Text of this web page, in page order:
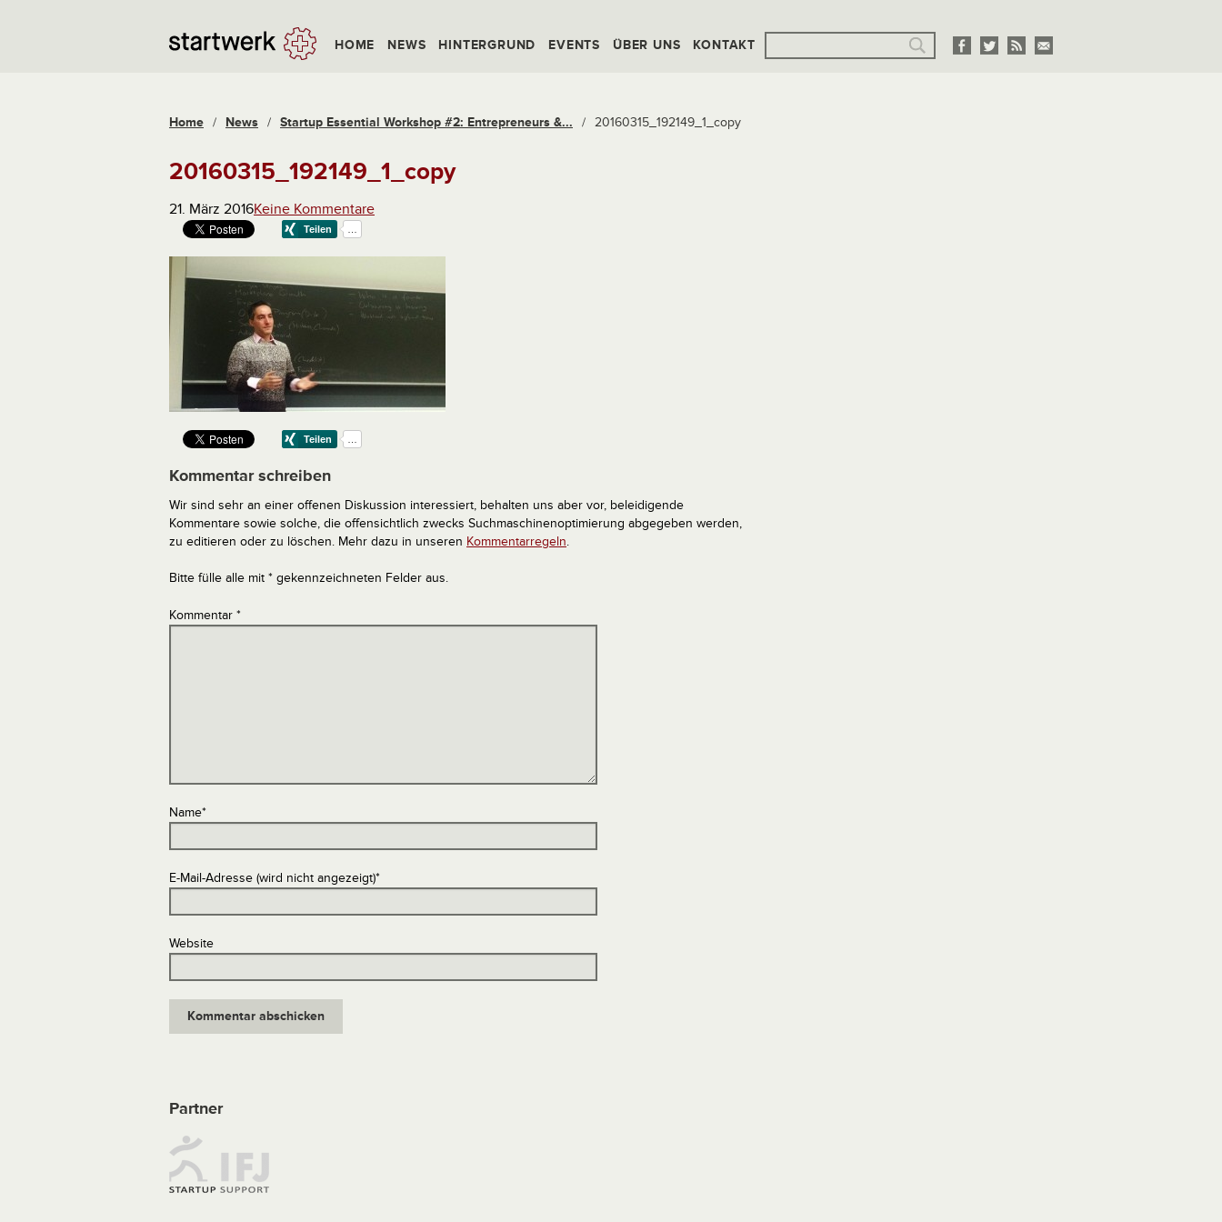
HOME NEWS HINTERGRUND EVENTS ÜBER UNS KONTAKT
Home / News / Startup Essential Workshop #2: Entrepreneurs &... / 20160315_192149_1_copy
20160315_192149_1_copy
21. März 2016Keine Kommentare
Kommentar schreiben
Wir sind sehr an einer offenen Diskussion interessiert, behalten uns aber vor, beleidigende
Kommentare sowie solche, die offensichtlich zwecks Suchmaschinenoptimierung abgegeben werden,
zu editieren oder zu löschen. Mehr dazu in unseren Kommentarregeln.
Bitte fülle alle mit * gekennzeichneten Felder aus.
Kommentar *
Name*
E-Mail-Adresse (wird nicht angezeigt)*
Website
Partner